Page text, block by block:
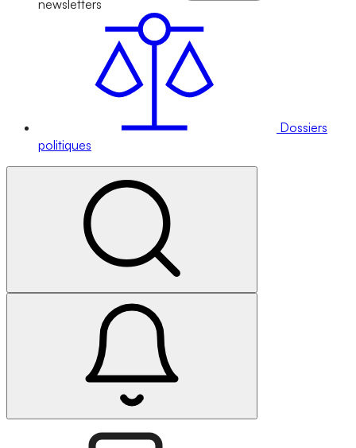
newsletters
Dossiers
politiques